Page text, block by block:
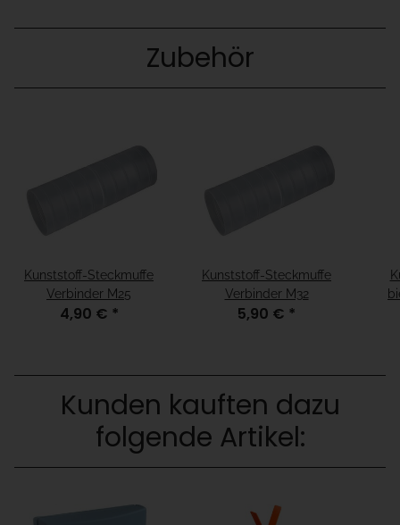
Zubehör
Kunststoff-Steckmuffe
Verbinder M25
4,90 € *
Kunststoff-Steckmuffe
Verbinder M32
5,90 € *
Kunden kauften dazu
folgende Artikel: